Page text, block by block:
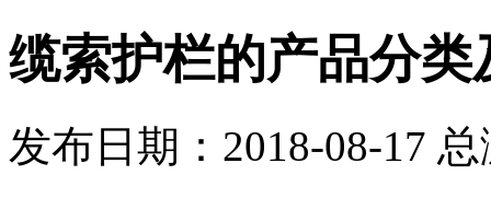
缆索护栏的产品分类
发布日期：2018-08-17